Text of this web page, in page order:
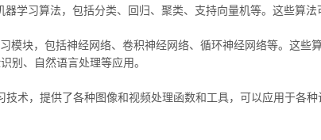
学习算法，包括分类、回归、聚类、支持向量机等。这些算
模块，包括神经网络、卷积神经网络、循环神经网络等。这些
别、自然语言处理等应用。
术，提供了各种图像和视频处理函数和工具，可以应用于各种